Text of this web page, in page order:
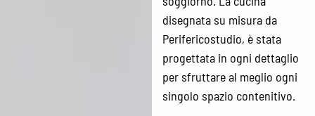
disegnata su misura da
Perifericostudio, è stata
progettata in ogni dettaglio
per sfruttare al meglio ogni
singolo spazio contenitivo.